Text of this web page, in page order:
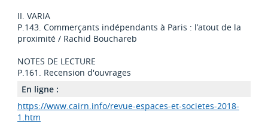
II. VARIA
P.143. Commerçants indépendants à Paris : l’atout de la
proximité / Rachid Bouchareb
NOTES DE LECTURE
P.161. Recension d'ouvrages
En ligne :
https://www.cairn.info/revue-espaces-et-societes-2018-
1.htm